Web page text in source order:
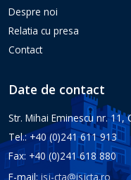
Despre noi
Relatia cu presa
Contact
Date de contact
Str. Mihai Eminescu nr. 11,
Tel.: +40 (0)241 611 913
Fax: +40 (0)241 618 880
E-mail:isj-cta@isjcta.ro